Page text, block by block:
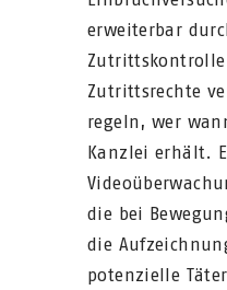
erweiterbar
Zutrittsrechte
regeln, wer
Kanzlei erhält.
die bei
die
potenzielle